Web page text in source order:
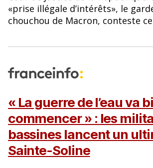
«prise illégale d’intérêts», le
chouchou de Macron, conteste
« La guerre de l’eau va
commencer » : les
bassines lancent un
Sainte-Soline